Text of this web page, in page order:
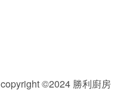
copyright ©2024 勝利廚房